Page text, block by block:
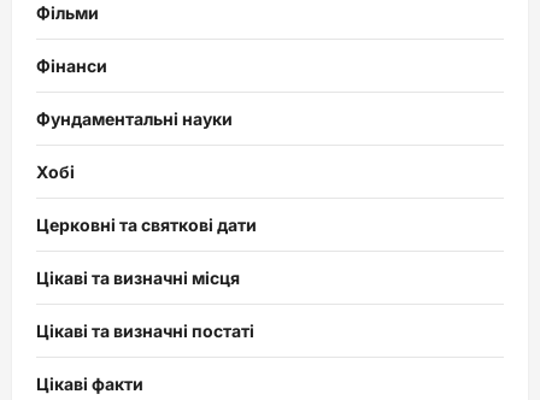
Фільми
Фінанси
Фундаментальні науки
Хобі
Церковні та святкові дати
Цікаві та визначні місця
Цікаві та визначні постаті
Цікаві факти